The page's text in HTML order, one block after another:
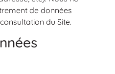
de données
du Site.